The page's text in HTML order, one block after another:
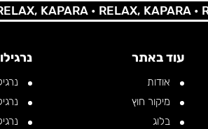
KAPARA •RELAX, KAPARA •
עוד באתר
אודות
מיקור חוץ
בלוג